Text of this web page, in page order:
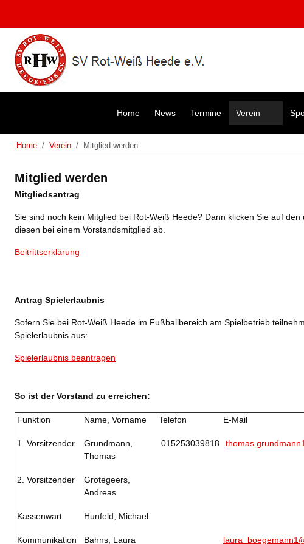
Home News Termine Verein
Home Verein Mitglied werden
Mitglied werden
Mitgliedsantrag
Sie sind noch kein Mitglied bei Rot-Weiß Heede? Dann klicken Sie auf
diesen bei einem Vorstandsmitglied ab.
Beitrittserklärung
Antrag Spielerlaubnis
Sofern Sie bei Rot-Weiß Heede im Fußballbereich am Spielbetrieb
Spielerlaubnis aus:
Spielerlaubnis beantragen
So ist der Vorstand zu erreichen:
Funktion Name, Vorname Telefon E-Mail
1. Vorsitzender
Grundmann,
Thomas
015253039818
2. Vorsitzender
Grotegeers,
Andreas
Kassenwart Hunfeld, Michael
Kommunikation Bahns, Laura